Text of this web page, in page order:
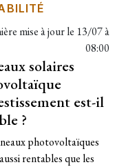
mise à jour le 13/07 à
08:00
solaires
est-il
?
photovoltaïques
rentables que les